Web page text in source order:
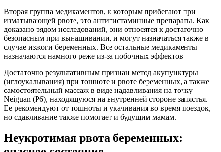
Вторая группа медикаментов, к которым прибегают при
изматывающей рвоте, это антигистаминные препараты. Как
доказано рядом исследований, они относятся к достаточно
безопасным при вынашивании, и могут назначаться также в
случае изжоги беременных. Все остальные медикаменты
назначаются намного реже из-за побочных эффектов.
Достаточно результативным признан метод акупунктуры
(иглоукалывания) при тошноте и рвоте беременных, а также
самостоятельный массаж в виде надавливания на точку
Neiguan (P6), находящуюся на внутренней стороне запястья.
Ее рекомендуют от тошноты и укачивания во время поездок,
но сдавливание также помогает и будущим мамам.
Неукротимая рвота беременных: